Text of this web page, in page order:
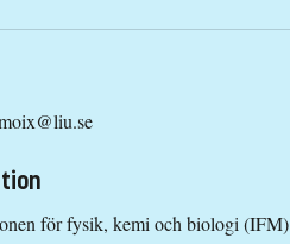
för fysik, kemi och biologi (IFM)